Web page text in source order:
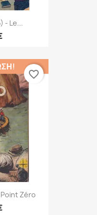
- Le...
Zéro
favorite_border